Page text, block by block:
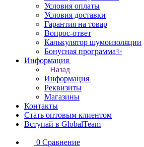
Условия оплаты
Условия доставки
Гарантия на товар
Вопрос-ответ
Калькулятор шумоизоляции
Бонусная программа✨
Информация
Назад
Информация
Реквизиты
Магазины
Контакты
Стать оптовым клиентом
Вступай в GlobalTeam
0 Сравнение